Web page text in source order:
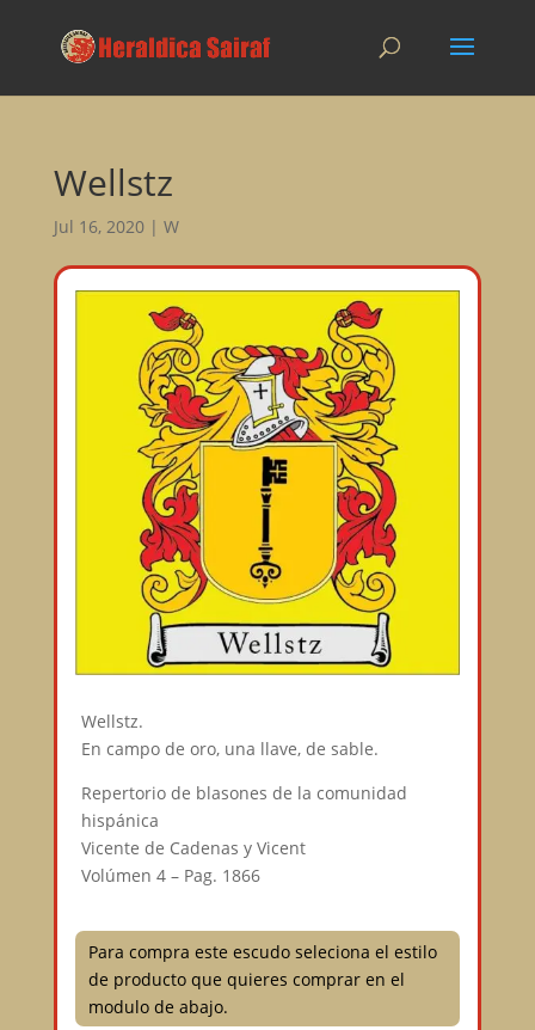
Wellstz
Jul 16, 2020| W
Wellstz.
En campo de oro, una llave, de sable.
Repertorio de blasones de la comunidad
hispánica
Vicente de Cadenas y Vicent
Volúmen 4 – Pag. 1866
Para compra este escudo seleciona el estilo
de producto que quieres comprar en el
modulo de abajo.